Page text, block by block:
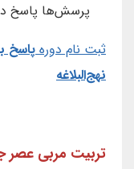
پرسش‌ها پاسخ
ثبت نام دورهپاسخ
نهج‌البلاغه
تربیت مربی عصر